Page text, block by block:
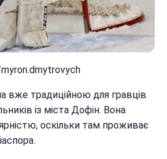
вже традиційною для гравців
із міста Дофін. Вона
оскільки там проживає